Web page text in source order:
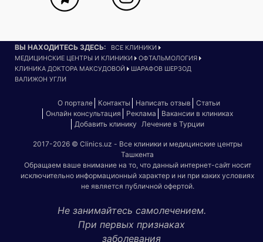
ВЫ НАХОДИТЕСЬ ЗДЕСЬ:
ВСЕ КЛИНИКИ
МЕДИЦИНСКИЕ ЦЕНТРЫ И КЛИНИКИ
ОФТАЛЬМОЛОГИЯ
КЛИНИКА ДОКТОРА МАКСУДОВОЙ
ШАРАФОВ ШЕРЗОД
ВАЛИЖОН УГЛИ
О портале Контакты Написать отзыв
Статьи
Онлайн консультация
Реклама
Вакансии в клиниках
Добавить клинику
Лечение в Турции
2017-2026 © Clinics.uz - Все клиники и медицинские центры
Ташкента
Обращаем ваше внимание на то, что данный интернет-сайт носит
исключительно информационный характер и ни при каких условиях
не является публичной офертой.
Не занимайтесь самолечением.
При первых признаках
заболевания